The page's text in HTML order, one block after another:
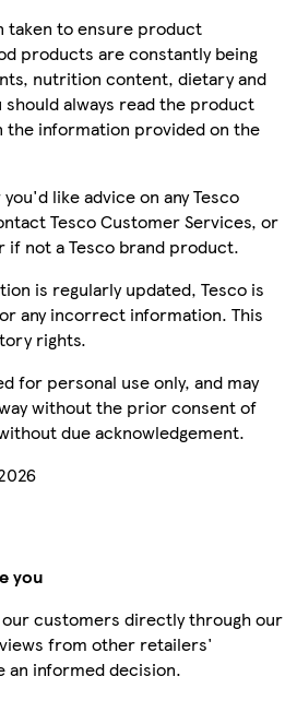
taken to ensure product
products are constantly being
nutrition content, dietary and
should always read the product
the information provided on the
like advice on any Tesco
Tesco Customer Services, or
not a Tesco brand product.
is regularly updated, Tesco is
any incorrect information. This
rights.
for personal use only, and may
without the prior consent of
due acknowledgement.
you
customers directly through our
from other retailers'
an informed decision.